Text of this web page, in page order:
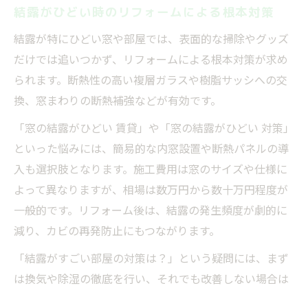
結露がひどい時のリフォームによる根本対策
結露が特にひどい窓や部屋では、表面的な掃除やグッズ
だけでは追いつかず、リフォームによる根本対策が求め
られます。断熱性の高い複層ガラスや樹脂サッシへの交
換、窓まわりの断熱補強などが有効です。
「窓の結露がひどい 賃貸」や「窓の結露がひどい 対策」
といった悩みには、簡易的な内窓設置や断熱パネルの導
入も選択肢となります。施工費用は窓のサイズや仕様に
よって異なりますが、相場は数万円から数十万円程度が
一般的です。リフォーム後は、結露の発生頻度が劇的に
減り、カビの再発防止にもつながります。
「結露がすごい部屋の対策は？」という疑問には、まず
は換気や除湿の徹底を行い、それでも改善しない場合は